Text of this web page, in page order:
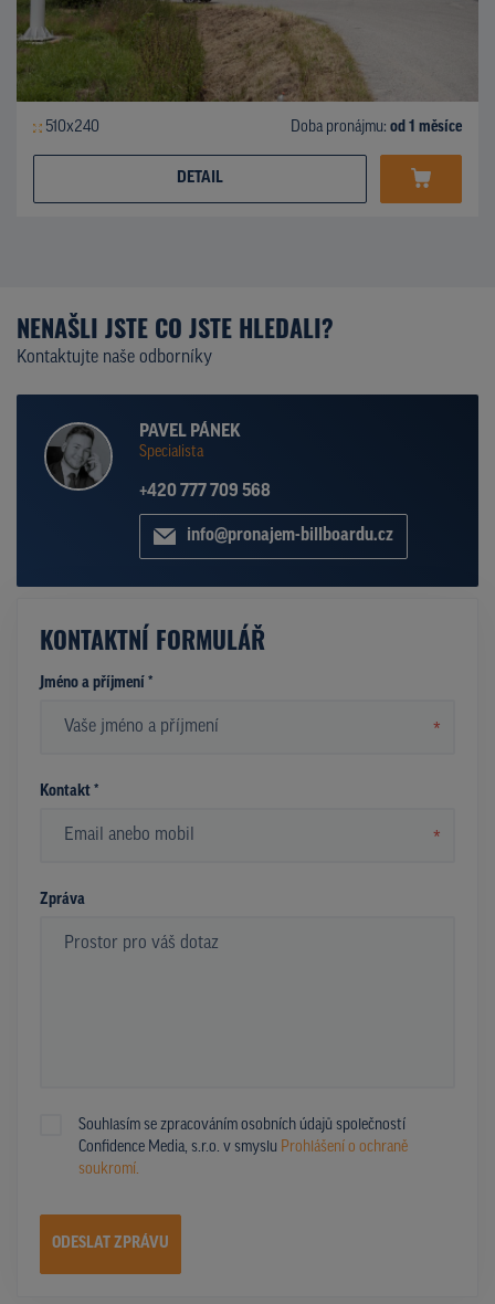
510x240 Doba pronájmu: od 1 měsíce
DETAIL
NENAŠLI JSTE CO JSTE HLEDALI?
Kontaktujte naše odborníky
PAVEL PÁNEK
Specialista
+420 777 709 568
info@pronajem-billboardu.cz
KONTAKTNÍ FORMULÁŘ
Jméno a příjmení *
*
Kontakt *
*
Zpráva
Souhlasím se zpracováním osobních údajů společností
Confidence Media, s.r.o. v smyslu Prohlášení o ochraně
soukromí.
ODESLAT ZPRÁVU